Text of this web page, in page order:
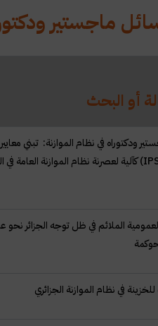
ماجستير
أو البحث
ودكتوراه في نظام الموازنة: تبني
) كآلية لعصرنة نظام الموازنة العامة
الملائم في ظل توجه الجزائر نحو
في نظام الموازنة الجزائري